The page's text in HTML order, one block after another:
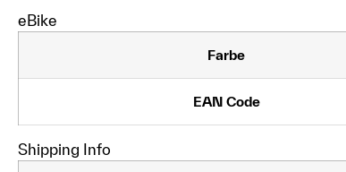
eBike
Farbe
EAN Code
Shipping Info